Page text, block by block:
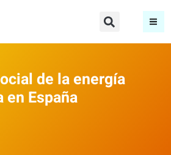
de la energía
España